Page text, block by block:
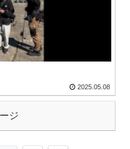
2025.05.08
ジ